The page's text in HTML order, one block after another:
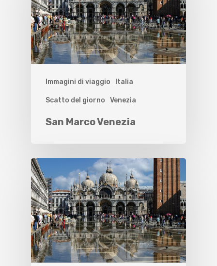
Immagini di viaggio Italia
Scatto del giorno Venezia
San Marco Venezia